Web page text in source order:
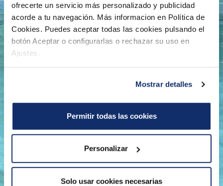
ofrecerte un servicio más personalizado y publicidad
acorde a tu navegación. Más informacion en Política de
Cookies. Puedes aceptar todas las cookies pulsando el
botón Aceptar o configurarlas o rechazar su uso en
Ajustes.
Mostrar detalles
Permitir todas las cookies
Personalizar
Solo usar cookies necesarias